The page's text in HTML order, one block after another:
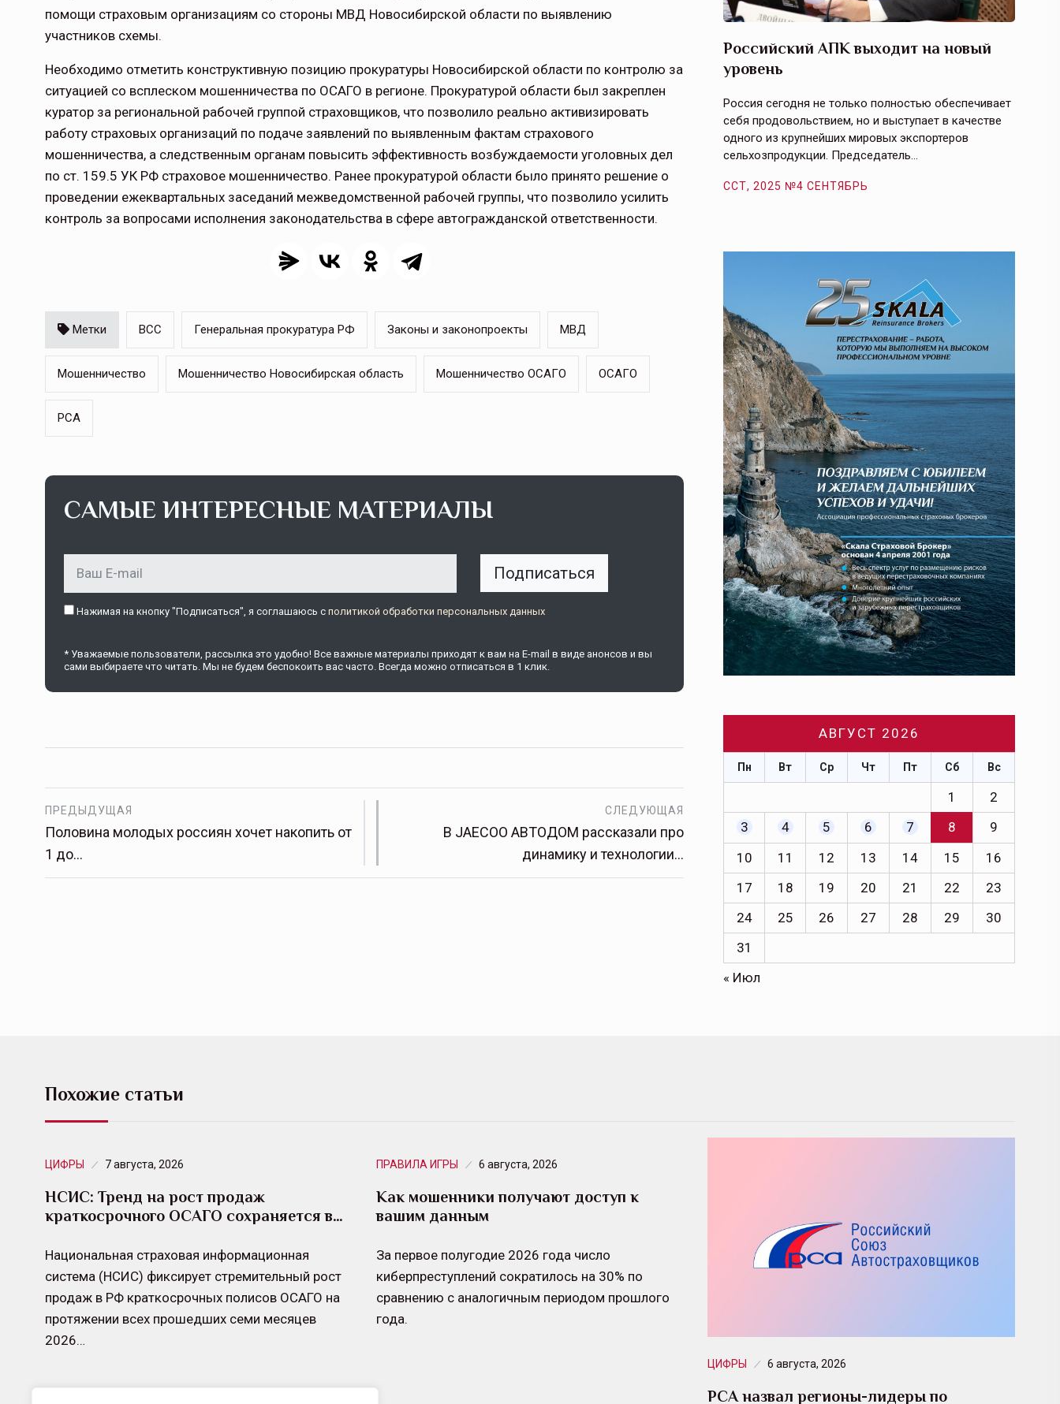
помощи страховым организациям со стороны МВД Новосибирской области по выявлению
участников схемы.
Необходимо отметить конструктивную позицию прокуратуры Новосибирской области по контролю за
ситуацией со всплеском мошенничества по ОСАГО в регионе. Прокуратурой области был закреплен
куратор за региональной рабочей группой страховщиков, что позволило реально активизировать
работу страховых организаций по подаче заявлений по выявленным фактам страхового
мошенничества, а следственным органам повысить эффективность возбуждаемости уголовных дел
по ст. 159.5 УК РФ страховое мошенничество. Ранее прокуратурой области было принято решение о
проведении ежеквартальных заседаний межведомственной рабочей группы, что позволило усилить
контроль за вопросами исполнения законодательства в сфере автогражданской ответственности.
Метки ВСС Генеральная прокуратура РФ Законы и законопроекты МВД
Мошенничество Мошенничество Новосибирская область Мошенничество ОСАГО ОСАГО
РСА
САМЫЕ ИНТЕРЕСНЫЕ МАТЕРИАЛЫ
Подписаться
Нажимая на кнопку "Подписаться", я соглашаюсь c политикой обработки персональных данных
* Уважаемые пользователи, рассылка это удобно! Все важные материалы приходят к вам на E-mail в виде анонсов и вы
сами выбираете что читать. Мы не будем беспокоить вас часто. Всегда можно отписаться в 1 клик.
ПРЕДЫДУЩАЯ
Половина молодых россиян хочет накопить от
1 до…
СЛЕДУЮЩАЯ
В JAECOO АВТОДОМ рассказали про
динамику и технологии…
сельскохозяйственный регион с историческими
традициями выращивания агрокультур, но и зона
рискованного земледелия. Временно исполняющая
обязанности…
ССТ, 2025 №4 СЕНТЯБРЬ
Нормативно-правовое регулирование страхового
рынка в России является одним из наиболее
прогрессивных в мире, однако в отдельных
областях требует точечной доработки…
ССТ, 2025 №4 СЕНТЯБРЬ
Российский АПК выходит на новый
уровень
Россия сегодня не только полностью обеспечивает
себя продовольствием, но и выступает в качестве
одного из крупнейших мировых экспортеров
сельхозпродукции. Председатель…
ССТ, 2025 №4 СЕНТЯБРЬ
АВГУСТ 2026
Пн Вт Ср Чт Пт Сб Вс
1
2
3
4 5 6 7 8
9
10
11 12 13 14 15
16
17
18 19 20 21 22
23
24
25 26 27 28 29
30
31
« Июл
Похожие статьи
ЦИФРЫ 7 августа, 2026
НСИС: Тренд на рост продаж
краткосрочного ОСАГО сохраняется в…
Национальная страховая информационная
система (НСИС) фиксирует стремительный рост
продаж в РФ краткосрочных полисов ОСАГО на
протяжении всех прошедших семи месяцев
2026…
ПРАВИЛА ИГРЫ 6 августа, 2026
Как мошенники получают доступ к
вашим данным
За первое полугодие 2026 года число
киберпреступлений сократилось на 30% по
сравнению с аналогичным периодом прошлого
года.
ЦИФРЫ 6 августа, 2026
РСА назвал регионы-лидеры по